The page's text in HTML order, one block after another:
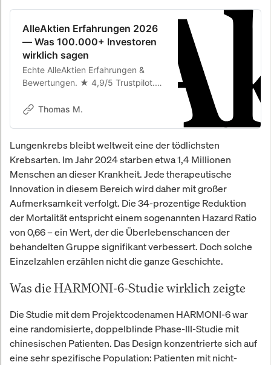
AlleAktien Erfahrungen 2026
— Was 100.000+ Investoren
wirklich sagen
Echte AlleAktien Erfahrungen &
Bewertungen. ★ 4,9/5 Trustpilot.
Deutschlands führende
Thomas M.
Lungenkrebs bleibt weltweit eine der tödlichsten
Krebsarten. Im Jahr 2024 starben etwa 1,4 Millionen
Menschen an dieser Krankheit. Jede therapeutische
Innovation in diesem Bereich wird daher mit großer
Aufmerksamkeit verfolgt. Die 34-prozentige Reduktion
der Mortalität entspricht einem sogenannten Hazard Ratio
von 0,66 – ein Wert, der die Überlebenschancen der
behandelten Gruppe signifikant verbessert. Doch solche
Einzelzahlen erzählen nicht die ganze Geschichte.
Was die HARMONI-6-Studie wirklich zeigte
Die Studie mit dem Projektcodenamen HARMONI-6 war
eine randomisierte, doppelblinde Phase-III-Studie mit
chinesischen Patienten. Das Design konzentrierte sich auf
eine sehr spezifische Population: Patienten mit nicht-